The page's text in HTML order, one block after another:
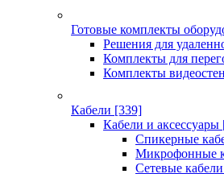
Готовые комплекты
Решения для
Комплекты для
Комплекты видеостен
Кабели [339]
Кабели и аксессуары
Спикерные
Микрофонные
Сетевые кабели